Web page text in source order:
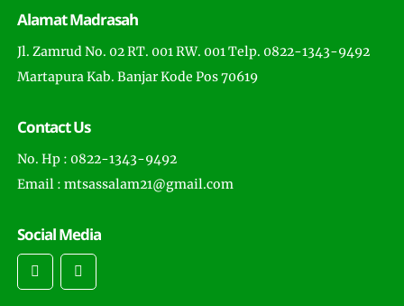
Alamat Madrasah
Jl. Zamrud No. 02 RT. 001 RW. 001 Telp. 0822-1343-9492
Martapura Kab. Banjar Kode Pos 70619
Contact Us
No. Hp : 0822-1343-9492
Email : mtsassalam21@gmail.com
Social Media